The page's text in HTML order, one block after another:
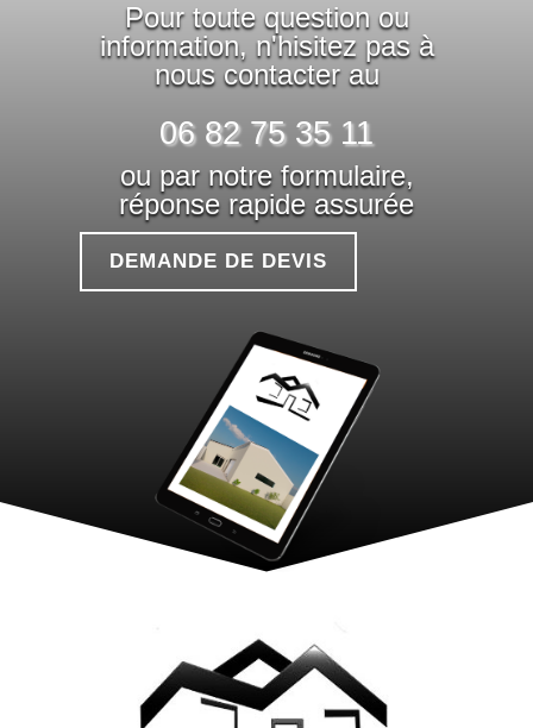
Pour toute question ou
information, n'hisitez pas à
nous contacter au
06 82 75 35 11
ou par notre formulaire,
réponse rapide assurée
DEMANDE DE DEVIS